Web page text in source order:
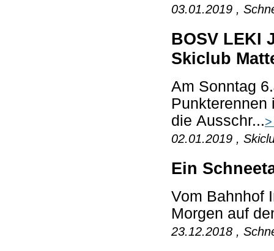
03.01.2019 ,
BOSV LEKI
Skiclub
Am Sonntag
Punkterennen
die Ausschr...
02.01.2019 ,
Ein
Vom Bahnhof
Morgen auf
23.12.2018 ,